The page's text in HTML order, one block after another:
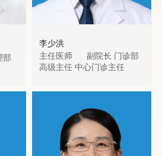
部
李少洪
主任医师
副院长 门诊部
高级主任 中心门诊主任